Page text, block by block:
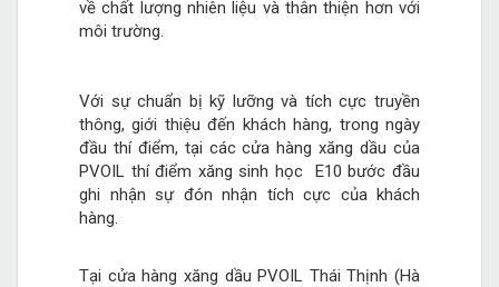
về chất lượng nhiên liệu và thân thiện hơn với
môi trường.
Với sự chuẩn bị kỹ lưỡng và tích cực truyền
thông, giới thiệu đến khách hàng, trong ngày
đầu thí điểm, tại các cửa hàng xăng dầu của
PVOIL thí điểm xăng sinh học E10 bước đầu
ghi nhận sự đón nhận tích cực của khách
hàng.
Tại cửa hàng xăng dầu PVOIL Thái Thịnh (Hà